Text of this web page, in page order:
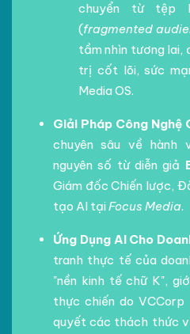
chuyển từ tệp
(fragmented
tầm nhìn tương lai,
trị cốt lõi, sức
Media OS.
Giải Pháp Công Nghệ
chuyên sâu về hành
nguyên số từ diễn giả
Giám đốc Chiến lược,
tạo AI tạiFocus Media.
Ứng Dụng AI Cho
tranh thực tế của
"nền kinh tế chữ K",
thực chiến do
quyết các thách thức